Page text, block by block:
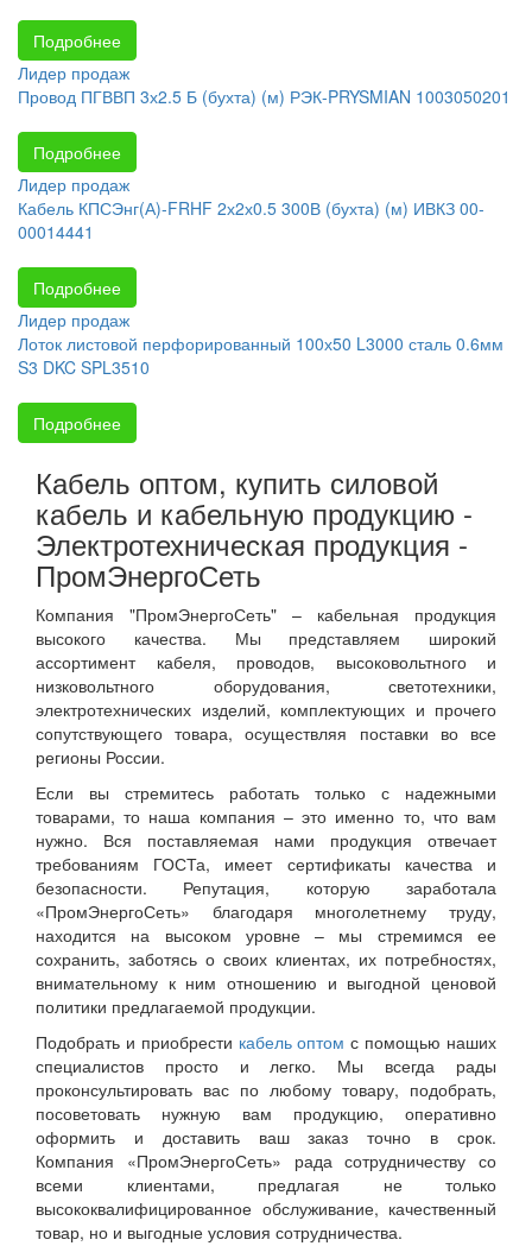
Подробнее
Лидер продаж
Провод ПГВВП 3х2.5 Б (бухта) (м) РЭК-PRYSMIAN 1003050201
Подробнее
Лидер продаж
Кабель КПСЭнг(А)-FRHF 2х2х0.5 300В (бухта) (м) ИВКЗ 00-
00014441
Подробнее
Лидер продаж
Лоток листовой перфорированный 100х50 L3000 сталь 0.6мм
S3 DKC SPL3510
Подробнее
Кабель оптом, купить силовой
кабель и кабельную продукцию -
Электротехническая продукция -
ПромЭнергоСеть
Компания "ПромЭнергоСеть" – кабельная продукция
высокого качества. Мы представляем широкий
ассортимент кабеля, проводов, высоковольтного и
низковольтного оборудования, светотехники,
электротехнических изделий, комплектующих и прочего
сопутствующего товара, осуществляя поставки во все
регионы России.
Если вы стремитесь работать только с надежными
товарами, то наша компания – это именно то, что вам
нужно. Вся поставляемая нами продукция отвечает
требованиям ГОСТа, имеет сертификаты качества и
безопасности. Репутация, которую заработала
«ПромЭнергоСеть» благодаря многолетнему труду,
находится на высоком уровне – мы стремимся ее
сохранить, заботясь о своих клиентах, их потребностях,
внимательному к ним отношению и выгодной ценовой
политики предлагаемой продукции.
Подобрать и приобрести кабель оптом с помощью наших
специалистов просто и легко. Мы всегда рады
проконсультировать вас по любому товару, подобрать,
посоветовать нужную вам продукцию, оперативно
оформить и доставить ваш заказ точно в срок.
Компания «ПромЭнергоСеть» рада сотрудничеству со
всеми клиентами, предлагая не только
высококвалифицированное обслуживание, качественный
товар, но и выгодные условия сотрудничества.